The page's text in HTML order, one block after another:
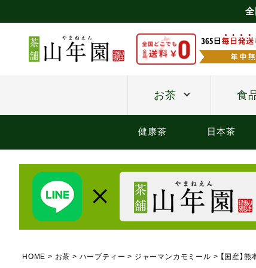
お茶 食
健康茶 日本茶
HOME お茶 ハーブティー ジャーマンカモミール 【国産】